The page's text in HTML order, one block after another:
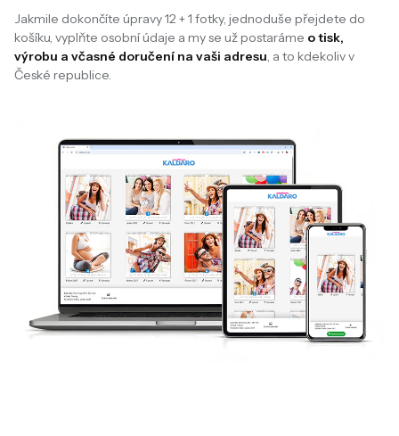
Jakmile dokončíte úpravy 12 + 1 fotky, jednoduše přejdete do
košíku, vyplňte osobní údaje a my se už postaráme o tisk,
výrobu a včasné doručení na vaši adresu, a to kdekoliv v
České republice.